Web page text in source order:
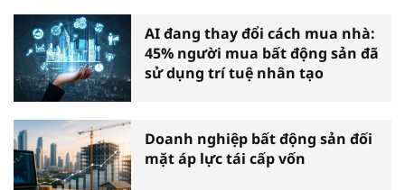
AI đang thay đổi cách mua nhà:
45% người mua bất động sản đã
sử dụng trí tuệ nhân tạo
Doanh nghiệp bất động sản đối
mặt áp lực tái cấp vốn